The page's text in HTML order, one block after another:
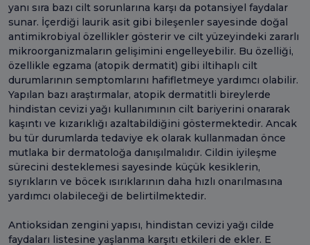
yanı sıra bazı cilt sorunlarına karşı da potansiyel faydalar
sunar. İçerdiği laurik asit gibi bileşenler sayesinde doğal
antimikrobiyal özellikler gösterir ve cilt yüzeyindeki zararlı
mikroorganizmaların gelişimini engelleyebilir. Bu özelliği,
özellikle egzama (atopik dermatit) gibi iltihaplı cilt
durumlarının semptomlarını hafifletmeye yardımcı olabilir.
Yapılan bazı araştırmalar, atopik dermatitli bireylerde
hindistan cevizi yağı kullanımının cilt bariyerini onararak
kaşıntı ve kızarıklığı azaltabildiğini göstermektedir. Ancak
bu tür durumlarda tedaviye ek olarak kullanmadan önce
mutlaka bir dermatoloğa danışılmalıdır. Cildin iyileşme
sürecini desteklemesi sayesinde küçük kesiklerin,
sıyrıkların ve böcek ısırıklarının daha hızlı onarılmasına
yardımcı olabileceği de belirtilmektedir.
Antioksidan zengini yapısı, hindistan cevizi yağı cilde
faydaları listesine yaşlanma karşıtı etkileri de ekler. E